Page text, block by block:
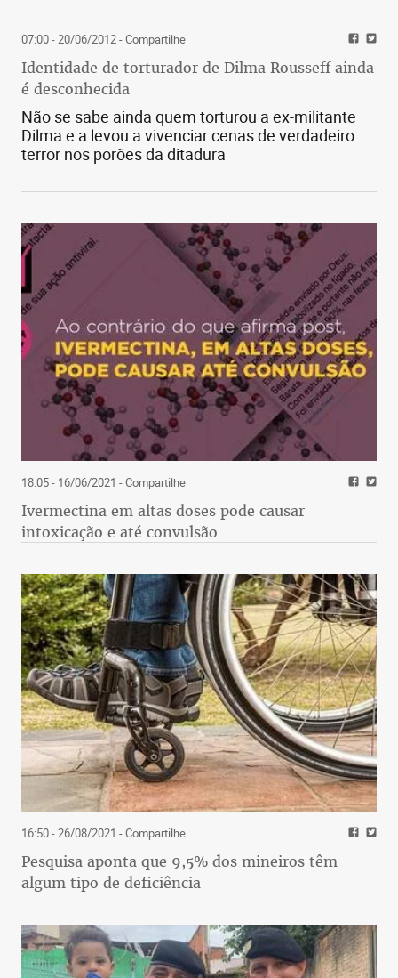
07:00 - 20/06/2012- Compartilhe
Identidade de torturador de Dilma Rousseff ainda
é desconhecida
Não se sabe ainda quem torturou a ex-militante
Dilma e a levou a vivenciar cenas de verdadeiro
terror nos porões da ditadura
18:05 - 16/06/2021 - Compartilhe
Ivermectina em altas doses pode causar
intoxicação e até convulsão
16:50 - 26/08/2021 - Compartilhe
Pesquisa aponta que 9,5% dos mineiros têm
algum tipo de deficiência